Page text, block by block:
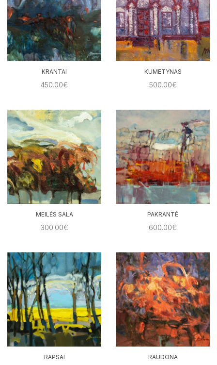
KRANTAI
450.00€
KUMETYNAS
500.00€
MEILĖS SALA
300.00€
PAKRANTĖ
600.00€
RAPSAI RAUDONA